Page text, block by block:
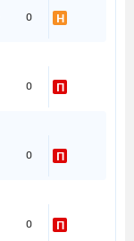
0 Н
0 П
0 П
0 П